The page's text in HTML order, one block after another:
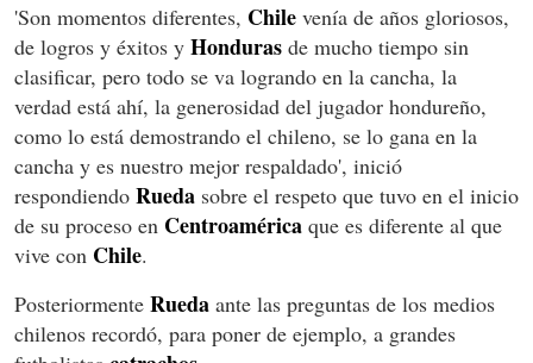
'Son momentos diferentes, Chile venía de años gloriosos,
de logros y éxitos y Honduras de mucho tiempo sin
clasificar, pero todo se va logrando en la cancha, la
verdad está ahí, la generosidad del jugador hondureño,
como lo está demostrando el chileno, se lo gana en la
cancha y es nuestro mejor respaldado', inició
respondiendo Rueda sobre el respeto que tuvo en el inicio
de su proceso en Centroamérica que es diferente al que
vive con Chile.
Posteriormente Rueda ante las preguntas de los medios
chilenos recordó, para poner de ejemplo, a grandes